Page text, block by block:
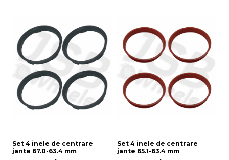
Set 4 inele de centrare
jante 67.0-63.4 mm
Set 4 inele de centrare
jante 65.1-63.4 mm